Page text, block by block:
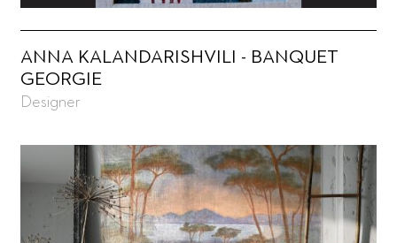
ANNA KALANDARISHVILI - BANQUET
GEORGIE
Designer